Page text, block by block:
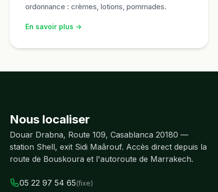
ordonnance : crèmes, lotions, pommades.
En savoir plus →
Nous localiser
Douar Drabna, Route 109, Casablanca 20180 —
station Shell, exit Sidi Maârouf. Accès direct depuis la
route de Bouskoura et l'autoroute de Marrakech.
05 22 97 54 65(fixe)